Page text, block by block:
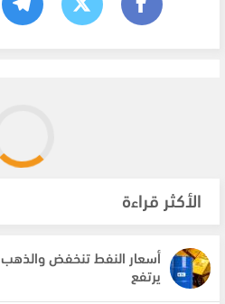
الأكثر قراءة
أسعار النفط تنخفض والذهب
يرتفع